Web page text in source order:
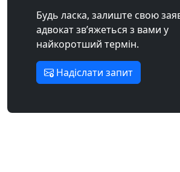
Будь ласка, залиште свою
адвокат зв’яжеться з вами у
найкоротший термін.
Надіслати запит